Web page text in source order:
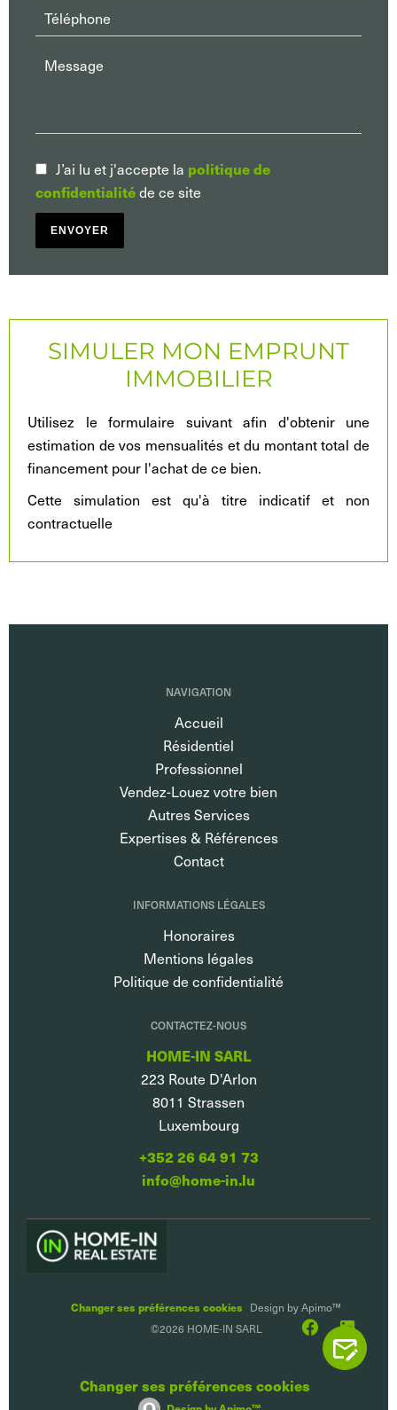
J’ai lu et j'accepte la politique de
confidentialitéde ce site
ENVOYER
SIMULER MON EMPRUNT
IMMOBILIER
Utilisez le formulaire suivant afin d'obtenir une
estimation de vos mensualités et du montant total de
financement pour l'achat de ce bien.
Cette simulation est qu'à titre indicatif et non
contractuelle
NAVIGATION
Accueil
Résidentiel
Professionnel
Vendez-Louez votre bien
Autres Services
Expertises & Références
Contact
INFORMATIONS LÉGALES
Honoraires
Mentions légales
Politique de confidentialité
CONTACTEZ-NOUS
HOME-IN SARL
223 Route D'Arlon
8011 Strassen
Luxembourg
+352 26 64 91 73
info@home-in.lu
Changer ses préférences cookies Design byApimo™
©2026 HOME-IN SARL
Changer ses préférences cookies